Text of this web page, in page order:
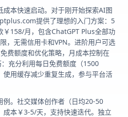
本快速启动。对于刚开始探索AI图
提供了理想的入门方案：5
￥158/月，包含ChatGPT Plus全部功
，无需信用卡和VPN。进阶用户可选
费额度和优化策略，月成本控制在
充分利用每日免费额度（1500
使用缓存减少重复生成，参与平台活
例。社交媒体创作者（日均20-50
成本￥3-5/天，支持快速迭代。独立